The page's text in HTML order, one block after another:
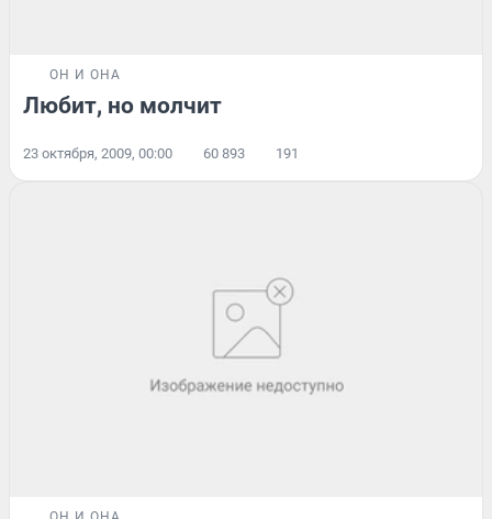
ОН И ОНА
Любит, но молчит
23 октября, 2009, 00:00 60 893 191